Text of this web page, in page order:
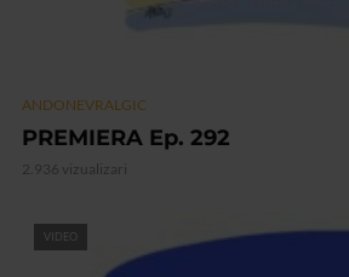
ANDONEVRALGIC
PREMIERA Ep. 292
2.936 vizualizari
VIDEO